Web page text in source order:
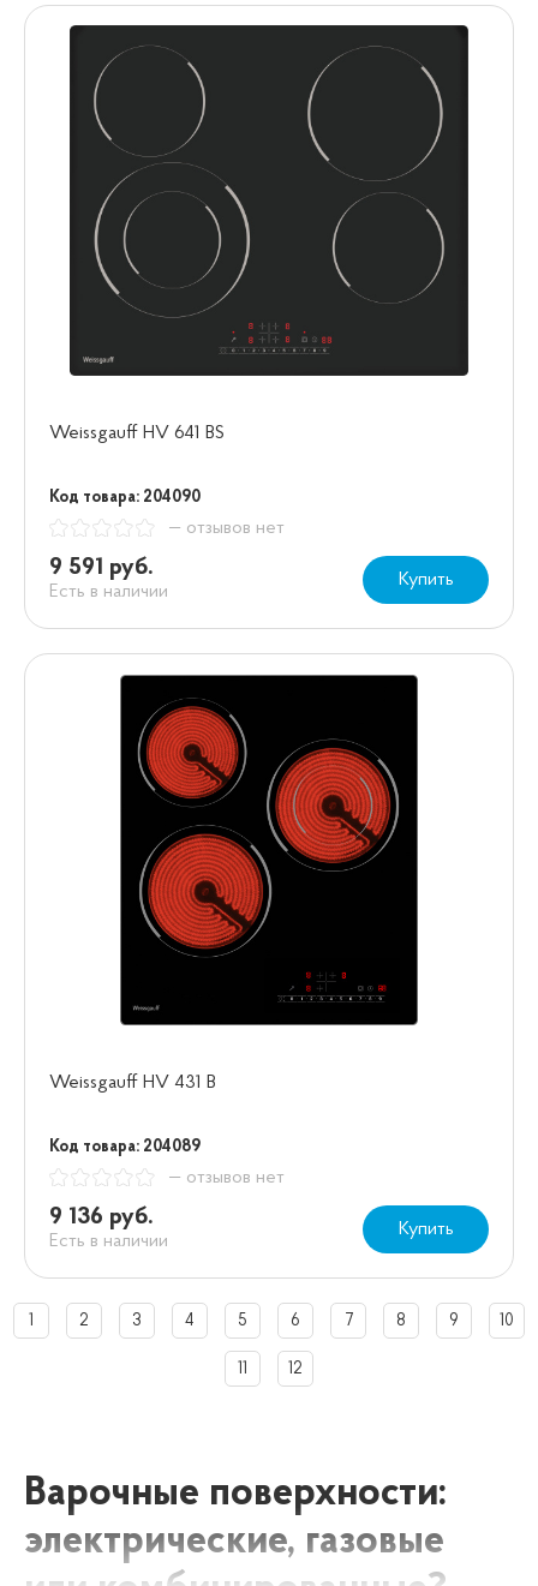
Weissgauff HV 641 BS
Код товара: 204090
— отзывов нет
9 591 руб.
Есть в наличии
Купить
Weissgauff HV 431 B
Код товара: 204089
— отзывов нет
9 136 руб.
Есть в наличии
Купить
1 2 3 4 5 6 7 8 9 10
11 12
Варочные поверхности:
электрические, газовые